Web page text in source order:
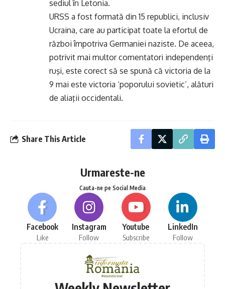
sediul în Letonia.
URSS a fost formată din 15 republici, inclusiv
Ucraina, care au participat toate la efortul de
război împotriva Germaniei naziste. De aceea,
potrivit mai multor comentatori independenţi
ruşi, este corect să se spună că victoria de la
9 mai este victoria ‘poporului sovietic’, alături
de aliaţii occidentali.
Share This Article
Urmareste-ne
Cauta-ne pe Social Media
Facebook
Like
Instagram
Follow
Youtube
Subscribe
LinkedIn
Follow